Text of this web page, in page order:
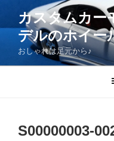
ツ
カスタムカー
デルのホイー
おしゃれは足元から♪
S00000003-